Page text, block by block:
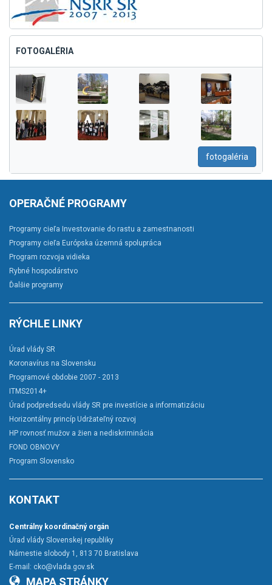
FOTOGALÉRIA
fotogaléria
OPERAČNÉ PROGRAMY
Programy cieľa Investovanie do rastu a zamestnanosti
Programy cieľa Európska územná spolupráca
Program rozvoja vidieka
Rybné hospodárstvo
Ďalšie programy
RÝCHLE LINKY
Úrad vlády SR
Koronavírus na Slovensku
Programové obdobie 2007 - 2013
ITMS2014+
Úrad podpredsedu vlády SR pre investície a informatizáciu
Horizontálny princíp Udržateľný rozvoj
HP rovnosť mužov a žien a nediskriminácia
FOND OBNOVY
Program Slovensko
KONTAKT
Centrálny koordinačný orgán
Úrad vlády Slovenskej republiky
Námestie slobody 1, 813 70 Bratislava
E-mail: cko@vlada.gov.sk
MAPA STRÁNKY